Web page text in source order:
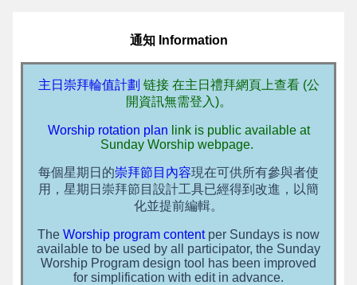
通知 Information
主日崇拜輪值計劃 链接 在主日禮拜網頁上查看 (公
開資訊無需登入)。
Worship rotation plan link is public available at
Sunday Worship webpage.
每個星期日的崇拜節目內容現在可供所有參與者使
用，星期日崇拜節目設計工具已經得到改進，以簡
化並提前編輯。
The Worship program contentper Sundays is now
available to be used by all participator, the Sunday
Worship Program design tool has been improved
for simplification with edit in advance.